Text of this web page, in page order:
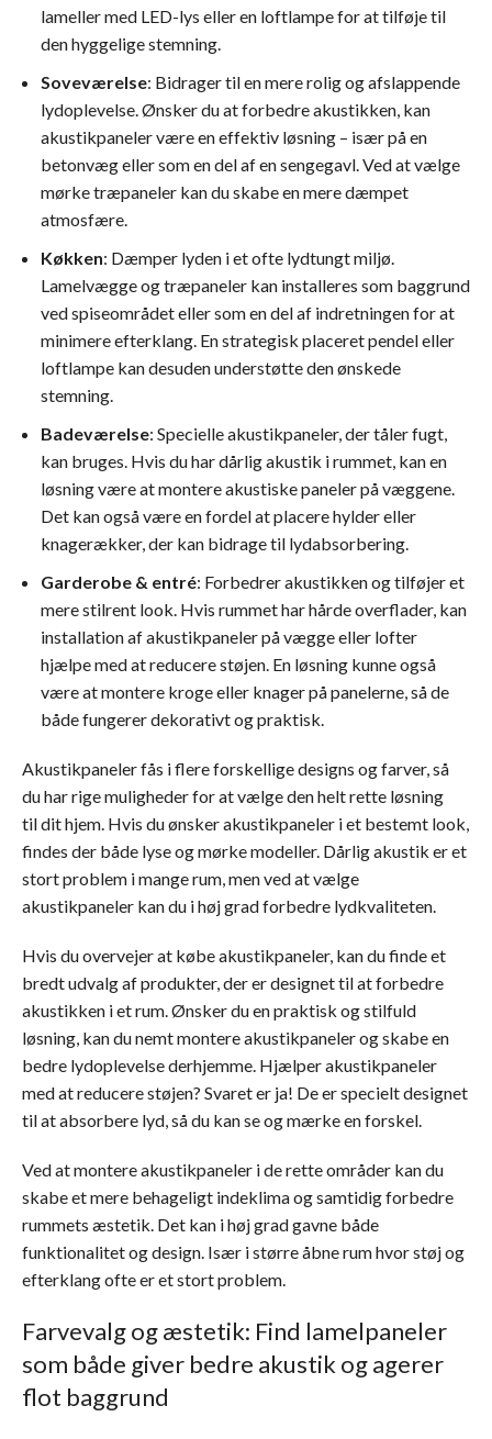
lameller med LED-lys eller en loftlampe for at tilføje til
den hyggelige stemning.
Soveværelse: Bidrager til en mere rolig og afslappende
lydoplevelse. Ønsker du at forbedre akustikken, kan
akustikpaneler være en effektiv løsning – især på en
betonvæg eller som en del af en sengegavl. Ved at vælge
mørke træpaneler kan du skabe en mere dæmpet
atmosfære.
Køkken: Dæmper lyden i et ofte lydtungt miljø.
Lamelvægge og træpaneler kan installeres som baggrund
ved spiseområdet eller som en del af indretningen for at
minimere efterklang. En strategisk placeret pendel eller
loftlampe kan desuden understøtte den ønskede
stemning.
Badeværelse: Specielle akustikpaneler, der tåler fugt,
kan bruges. Hvis du har dårlig akustik i rummet, kan en
løsning være at montere akustiske paneler på væggene.
Det kan også være en fordel at placere hylder eller
knagerækker, der kan bidrage til lydabsorbering.
Garderobe & entré: Forbedrer akustikken og tilføjer et
mere stilrent look. Hvis rummet har hårde overflader, kan
installation af akustikpaneler på vægge eller lofter
hjælpe med at reducere støjen. En løsning kunne også
være at montere kroge eller knager på panelerne, så de
både fungerer dekorativt og praktisk.
Akustikpaneler fås i flere forskellige designs og farver, så
du har rige muligheder for at vælge den helt rette løsning
til dit hjem. Hvis du ønsker akustikpaneler i et bestemt look,
findes der både lyse og mørke modeller. Dårlig akustik er et
stort problem i mange rum, men ved at vælge
akustikpaneler kan du i høj grad forbedre lydkvaliteten.
Hvis du overvejer at købe akustikpaneler, kan du finde et
bredt udvalg af produkter, der er designet til at forbedre
akustikken i et rum. Ønsker du en praktisk og stilfuld
løsning, kan du nemt montere akustikpaneler og skabe en
bedre lydoplevelse derhjemme. Hjælper akustikpaneler
med at reducere støjen? Svaret er ja! De er specielt designet
til at absorbere lyd, så du kan se og mærke en forskel.
Ved at montere akustikpaneler i de rette områder kan du
skabe et mere behageligt indeklima og samtidig forbedre
rummets æstetik. Det kan i høj grad gavne både
funktionalitet og design. Især i større åbne rum hvor støj og
efterklang ofte er et stort problem.
Farvevalg og æstetik: Find lamelpaneler
som både giver bedre akustik og agerer
flot baggrund